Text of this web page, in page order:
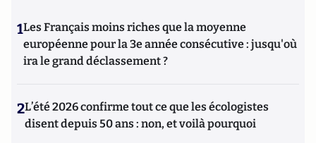
1Les Français moins riches que la moyenne
européenne pour la 3e année consécutive : jusqu'où
ira le grand déclassement ?
2L’été 2026 confirme tout ce que les écologistes
disent depuis 50 ans : non, et voilà pourquoi